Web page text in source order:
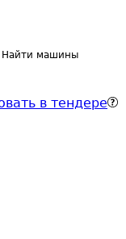
Найти машины
в тендере